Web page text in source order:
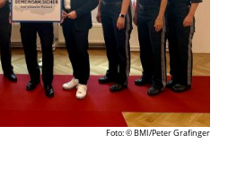
Foto: © BMI/Peter Grafinger